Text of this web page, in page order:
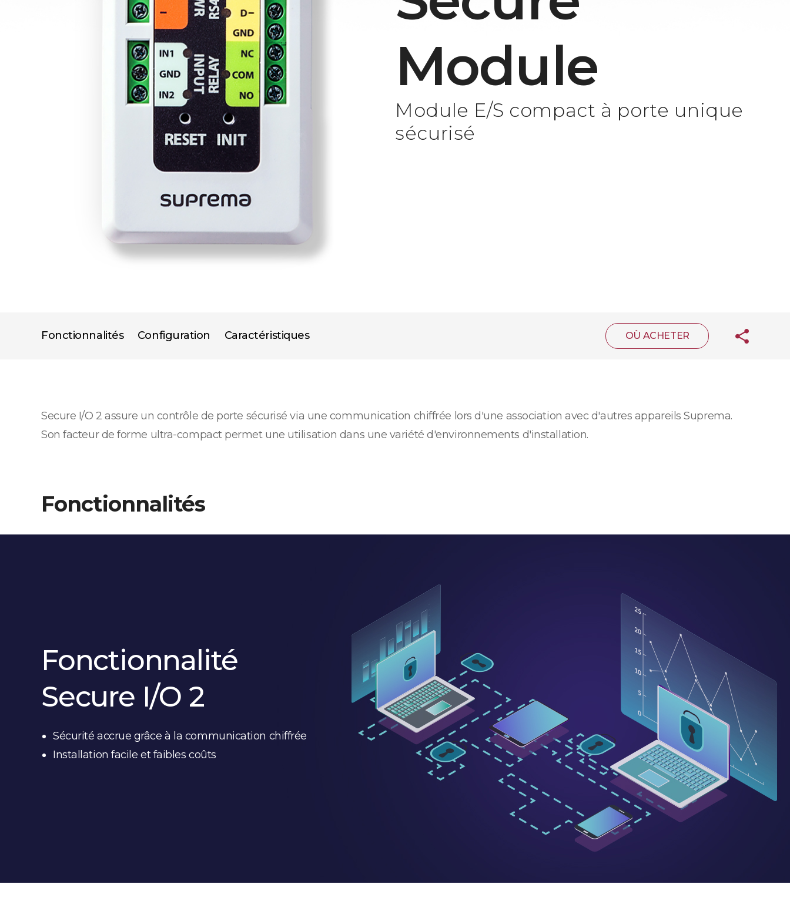
Module
Module E/S compact à porte unique
sécurisé
Fonctionnalités Configuration Caractéristiques OÙ ACHETER
Secure I/O 2 assure un contrôle de porte sécurisé via une communication chiffrée lors d'une association avec d'autres appareils Suprema.
Son facteur de forme ultra-compact permet une utilisation dans une variété d'environnements d'installation.
Fonctionnalités
Fonctionnalité
Secure I/O 2
Sécurité accrue grâce à la communication chiffrée
Installation facile et faibles coûts